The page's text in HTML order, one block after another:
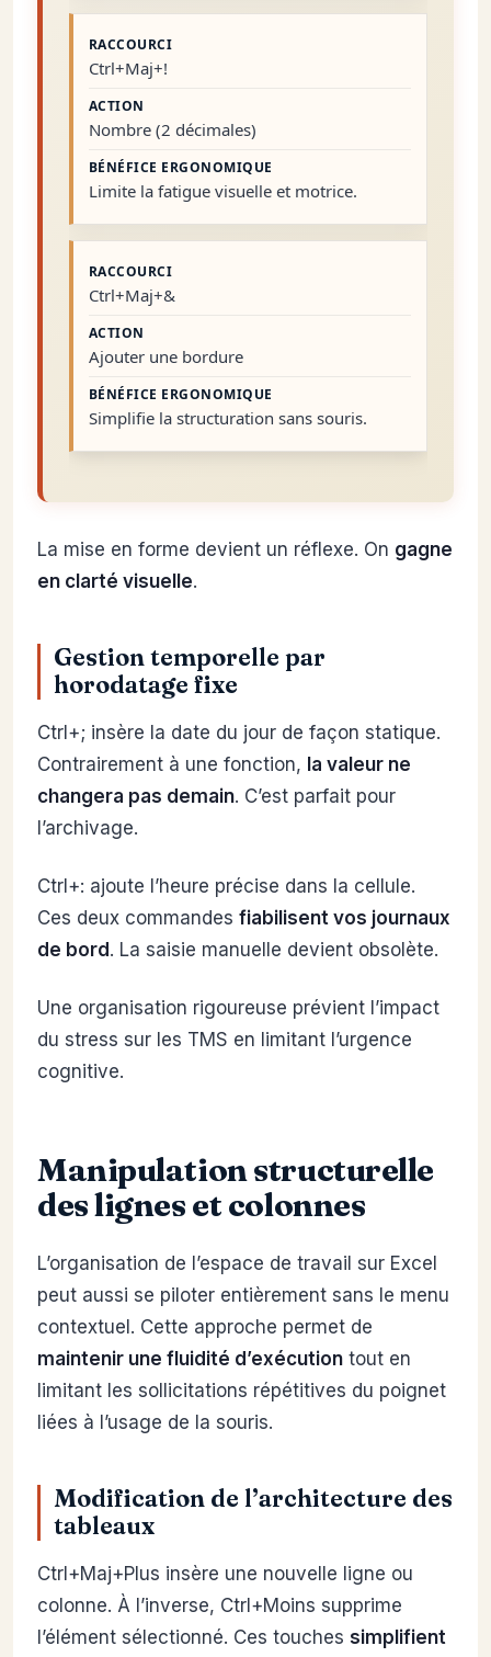
Ctrl+Maj+!
Nombre (2 décimales)
Limite la fatigue visuelle et motrice.
Ctrl+Maj+&
Ajouter une bordure
Simplifie la structuration sans souris.
La mise en forme devient un réflexe. On gagne
en clarté visuelle.
Gestion temporelle par
horodatage fixe
Ctrl+; insère la date du jour de façon statique.
Contrairement à une fonction, la valeur ne
changera pas demain. C’est parfait pour
l’archivage.
Ctrl+: ajoute l’heure précise dans la cellule.
Ces deux commandes fiabilisent vos journaux
de bord . La saisie manuelle devient obsolète.
Une organisation rigoureuse prévient l’impact
du stress sur les TMS en limitant l’urgence
cognitive.
Manipulation structurelle
des lignes et colonnes
L’organisation de l’espace de travail sur Excel
peut aussi se piloter entièrement sans le menu
contextuel. Cette approche permet de
maintenir une fluidité d’exécution tout en
limitant les sollicitations répétitives du poignet
liées à l’usage de la souris.
Modification de l’architecture des
tableaux
Ctrl+Maj+Plus insère une nouvelle ligne ou
colonne. À l’inverse, Ctrl+Moins supprime
l’élément sélectionné. Ces touches simplifient